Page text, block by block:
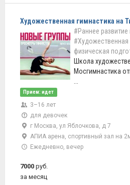
Художественная гимнастика на
#Раннее
#Художественная
физическая
Школа
Мосгимнастика
Прием: идет
3–16 лет
для девочек
г Москва, ул Яблочкова, д 7
АПИА арена, спортивный зал на
Ежедневно, вечер
7000 руб.
за месяц